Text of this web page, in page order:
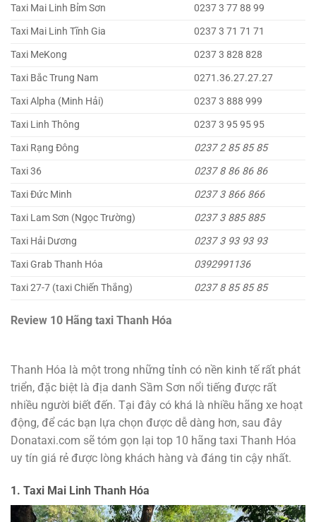
Taxi Mai Linh Bỉm Sơn
0237 3 77 88 99
Taxi Mai Linh Tĩnh Gia
0237 3 71 71 71
Taxi MeKong
0237 3 828 828
Taxi Bắc Trung Nam
0271.36.27.27.27
Taxi Alpha (Minh Hải)
0237 3 888 999
Taxi Linh Thông
0237 3 95 95 95
Taxi Rạng Đông
0237 2 85 85 85
Taxi 36
0237 8 86 86 86
Taxi Đức Minh
0237 3 866 866
Taxi Lam Sơn (Ngọc Trường)
0237 3 885 885
Taxi Hải Dương
0237 3 93 93 93
Taxi Grab Thanh Hóa
0392991136
Taxi 27-7 (taxi Chiến Thắng)
0237 8 85 85 85
Review 10 Hãng taxi Thanh Hóa
Thanh Hóa là một trong những tỉnh có nền kinh tế rất phát
triển, đặc biệt là địa danh Sầm Sơn nổi tiếng được rất
nhiều người biết đến. Tại đây có khá là nhiều hãng xe hoạt
động, để các bạn lựa chọn được dễ dàng hơn, sau đây
Donataxi.com sẽ tóm gọn lại top 10 hãng taxi Thanh Hóa
uy tín giá rẻ được lòng khách hàng và đáng tin cậy nhất.
1. Taxi Mai Linh Thanh Hóa